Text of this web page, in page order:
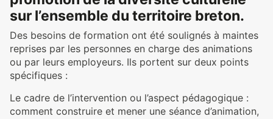
sur l’ensemble du territoire breton.
Des besoins de formation ont été soulignés à maintes
reprises par les personnes en charge des animations
ou par leurs employeurs. Ils portent sur deux points
spécifiques :
Le cadre de l’intervention ou l’aspect pédagogique :
comment construire et mener une séance d’animation,